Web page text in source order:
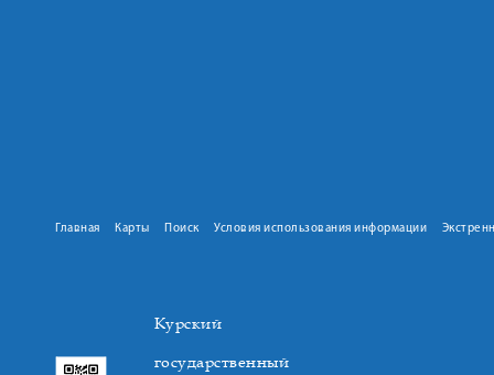
Главная Карты Поиск Условия использования информации
Курский
государственный